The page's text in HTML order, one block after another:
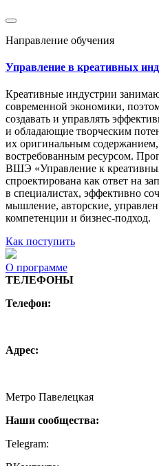
Направление обучения
Управление в креативных
Креативные индустрии
современной экономики,
создавать и управлять
и обладающие творческим
их оригинальным
востребованным ресурсом.
ВШЭ «Управление к
спроектирована как ответ на
в специалистах, эффективно
мышление, авторские,
компетенции и бизнес-подход.
Как поступить
О программе
ТЕЛЕФОНЫ
Телефон:
Адрес:
Метро Павелецкая
Наши сообщества:
Telegram: